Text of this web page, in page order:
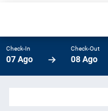
Check-In
07 Ago
Check-Out
08 Ago